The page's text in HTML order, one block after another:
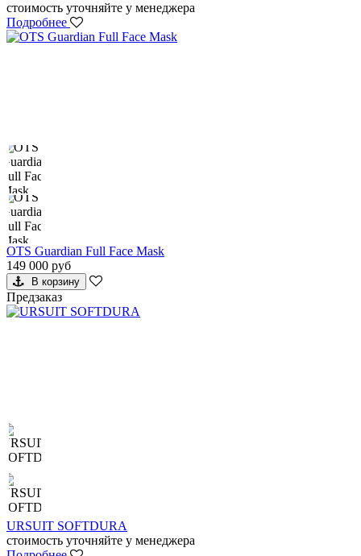
стоимость уточняйте у менеджера
Подробнее
OTS Guardian Full Face Mask
149 000 руб
В корзину
Предзаказ
URSUIT SOFTDURA
стоимость уточняйте у менеджера